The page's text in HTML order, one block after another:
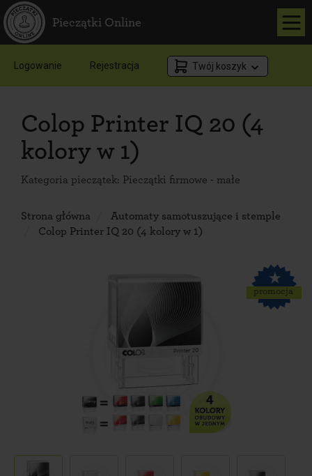
Pieczątki Online
Logowanie Rejestracja Twój koszyk
Colop Printer IQ 20 (4
kolory w 1)
Kategoria pieczątek: Pieczątki firmowe - małe
Strona główna
Automaty samotuszujące i stemple
Colop Printer IQ 20 (4 kolory w 1)
promocja